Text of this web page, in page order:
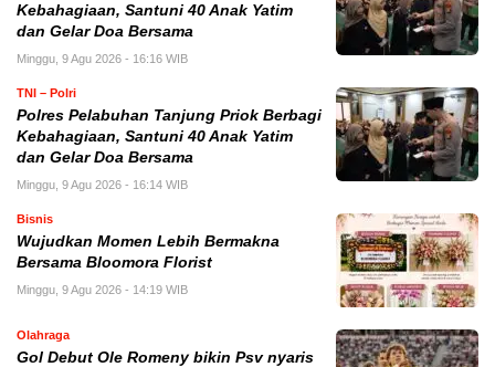
Kebahagiaan, Santuni 40 Anak Yatim
dan Gelar Doa Bersama
Minggu, 9 Agu 2026 - 16:16 WIB
TNI – Polri
Polres Pelabuhan Tanjung Priok Berbagi
Kebahagiaan, Santuni 40 Anak Yatim
dan Gelar Doa Bersama
Minggu, 9 Agu 2026 - 16:14 WIB
Bisnis
Wujudkan Momen Lebih Bermakna
Bersama Bloomora Florist
Minggu, 9 Agu 2026 - 14:19 WIB
Olahraga
Gol Debut Ole Romeny bikin Psv nyaris